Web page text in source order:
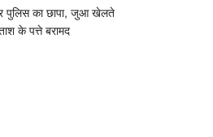
पुलिस का छापा, जुआ खेलते
के पत्ते बरामद